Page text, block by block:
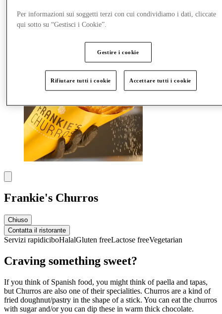
Altro
Frankie's Churros
Chiuso
Contatta il ristorante
Servizi rapidiciboHalalGluten freeLactose freeVegetarian
Craving something sweet?
If you think of Spanish food, you might think of paella and tapas,
but Churros are also one of their specialities. Churros are a kind of
fried doughnut/pastry in the shape of a stick. You can eat the churros
with sugar and/or you can dip these in warm thick chocolate.
Per informazioni sui soggetti terzi con cui condividiamo i dati, cliccate
qui sotto su “Gestisci i Cookie”.
Gestire i cookie
Rifiutare tutti i cookie Accettare tutti i cookie